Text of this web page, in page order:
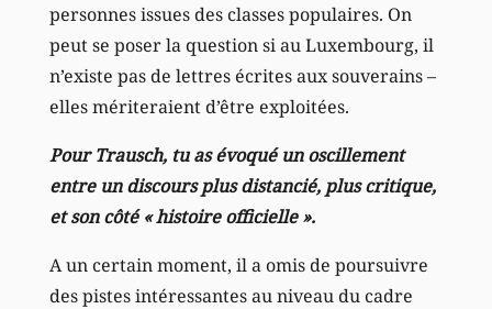
personnes issues des classes populaires. On
peut se poser la question si au Luxembourg, il
n’existe pas de lettres écrites aux souverains –
elles mériteraient d’être exploitées.
Pour Trausch, tu as évoqué un oscillement
entre un discours plus distancié, plus critique,
et son côté « histoire officielle ».
A un certain moment, il a omis de poursuivre
des pistes intéressantes au niveau du cadre